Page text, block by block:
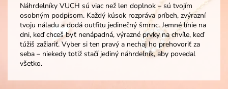
Náhrdelníky VUCH sú viac než len doplnok – sú tvojím
osobným podpisom. Každý kúsok rozpráva príbeh, zvýrazní
tvoju náladu a dodá outfitu jedinečný šmrnc. Jemné línie na
dni, keď chceš byť nenápadná, výrazné prvky na chvíle, keď
túžiš zažiariť. Vyber si ten pravý a nechaj ho prehovoriť za
seba – niekedy totiž stačí jediný náhrdelník, aby povedal
všetko.